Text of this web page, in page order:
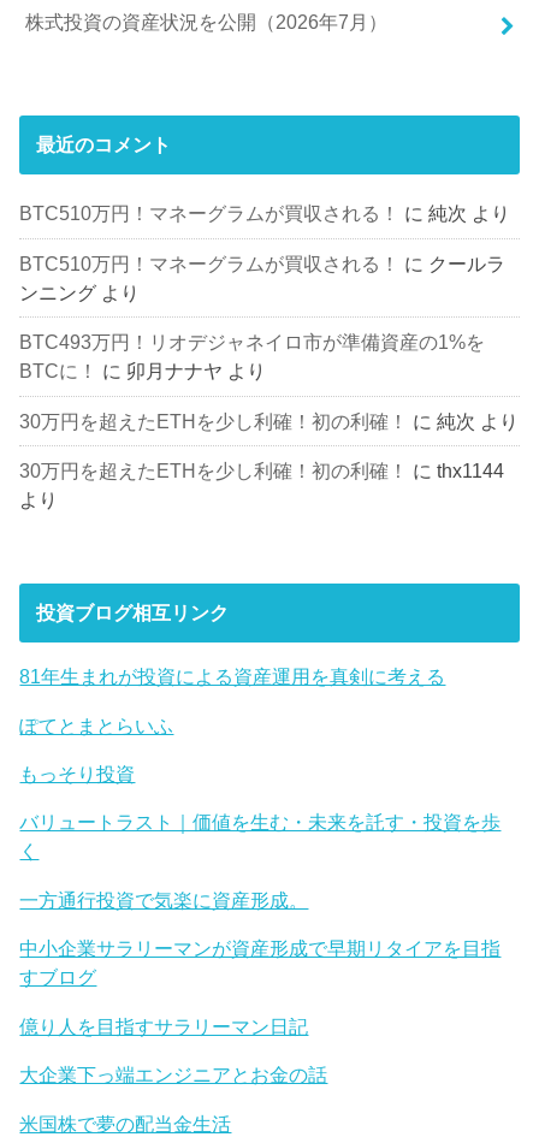
株式投資の資産状況を公開（2026年7月）
最近のコメント
BTC510万円！マネーグラムが買収される！ に純次 より
BTC510万円！マネーグラムが買収される！ に クールラ
ンニング より
BTC493万円！リオデジャネイロ市が準備資産の1%を
BTCに！
に 卯月ナナヤ より
30万円を超えたETHを少し利確！初の利確！ に純次 より
30万円を超えたETHを少し利確！初の利確！ にthx1144
より
投資ブログ相互リンク
81年生まれが投資による資産運用を真剣に考える
ぽてとまとらいふ
もっそり投資
バリュートラスト｜価値を生む・未来を託す・投資を歩
く
一方通行投資で気楽に資産形成。
中小企業サラリーマンが資産形成で早期リタイアを目指
すブログ
億り人を目指すサラリーマン日記
大企業下っ端エンジニアとお金の話
米国株で夢の配当金生活